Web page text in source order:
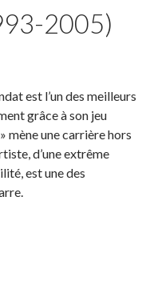
2005)
est l’un des meilleurs
grâce à son jeu
mène une carrière hors
d’une extrême
est une des
(1993-2005)